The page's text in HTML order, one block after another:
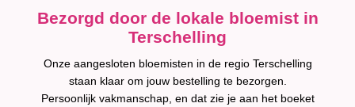
Bezorgd door de lokale bloemist in
Terschelling
Onze aangesloten bloemisten in de regio Terschelling
staan klaar om jouw bestelling te bezorgen.
Persoonlijk vakmanschap, en dat zie je aan het boeket